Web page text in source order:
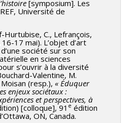
[symposium]. Les
Université de
Hurtubise, C., Lefrançois,
17 mai). L’objet d’art
société sur son
en sciences
s’ouvrir à la diversité
Valentine, M.
(resp.), « Éduquer
enjeux sociétaux :
et perspectives, à
[colloque], 91 e édition
ON, Canada.